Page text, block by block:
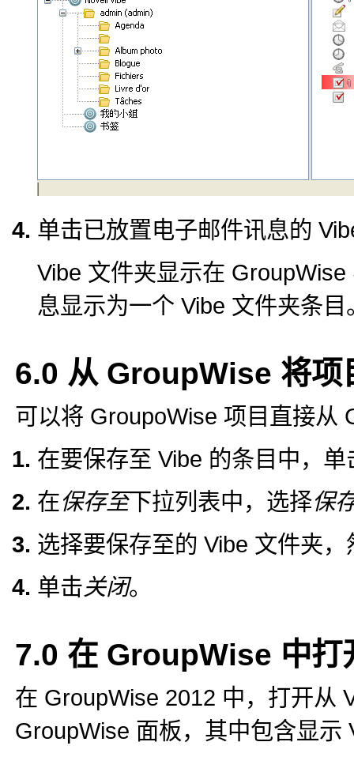
单击已放置电子邮件讯息的
Vibe 文件夹显示在
息显示为一个 Vibe 文件夹条目
6.0 从 GroupWise 将项
可以将 GroupoWise 项目直接从
在要保存至 Vibe 的条目中，单
在保存至下拉列表中，选择保
选择要保存至的 Vibe 文件夹，
单击关闭。
7.0 在 GroupWise 中打
在 GroupWise 2012 中，打开从
GroupWise 面板，其中包含显示